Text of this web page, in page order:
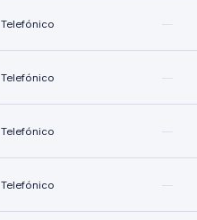
Telefónico
Telefónico
Telefónico
Telefónico
—
—
—
—